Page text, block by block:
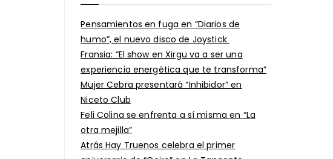
Pensamientos en fuga en “Diarios de
humo”, el nuevo disco de Joystick
Fransia: “El show en Xirgu va a ser una
experiencia energética que te transforma”
Mujer Cebra presentará “Inhibidor” en
Niceto Club
Feli Colina se enfrenta a sí misma en “La
otra mejilla”
Atrás Hay Truenos celebra el primer